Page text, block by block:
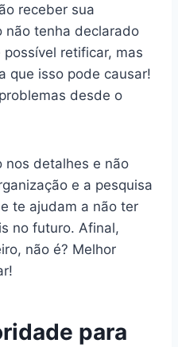
receber sua
não tenha declarado
retificar, mas
que isso pode causar!
desde o
nos detalhes e não
e a pesquisa
te ajudam a não ter
no futuro. Afinal,
não é? Melhor
para